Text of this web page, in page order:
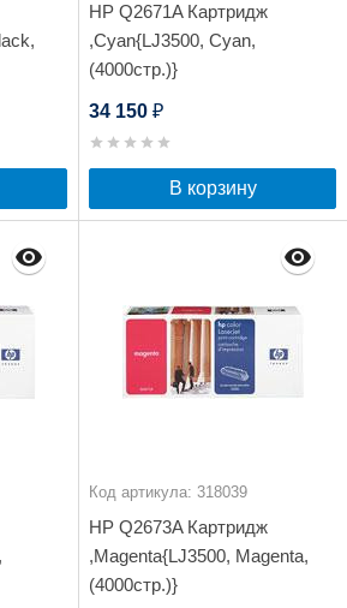
HP Q2671A Картридж
,Cyan{LJ3500, Cyan,
(4000стр.)}
34 150 ₽
В корзину
Код артикула: 318039
HP Q2673A Картридж
,Magenta{LJ3500, Magenta,
(4000стр.)}